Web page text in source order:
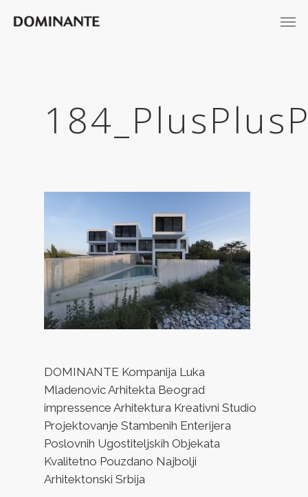
DOMINANTE Kompanija Luka
Mladenovic Arhitekta Beograd
impressence Arhitektura Kreativni Studio
Projektovanje Stambenih Enterijera
Poslovnih Ugostiteljskih Objekata
Kvalitetno Pouzdano Najbolji
Arhitektonski Srbija